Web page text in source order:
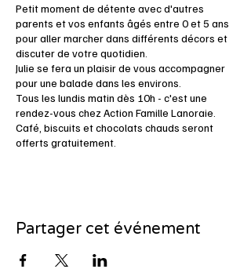
Petit moment de détente avec d'autres
parents et vos enfants âgés entre 0 et 5 ans
pour aller marcher dans différents décors et
discuter de votre quotidien.
Julie se fera un plaisir de vous accompagner
pour une balade dans les environs.
Tous les lundis matin dès 10h - c'est une
rendez-vous chez Action Famille Lanoraie.
Café, biscuits et chocolats chauds seront
offerts gratuitement.
Partager cet événement